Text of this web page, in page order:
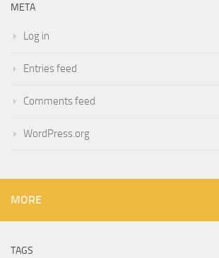
META
Log in
Entries feed
Comments feed
WordPress.org
MORE
TAGS